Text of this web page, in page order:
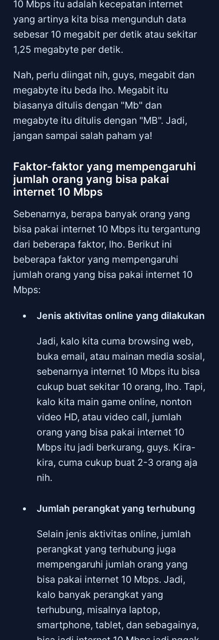
10 Mbps itu adalah kecepatan internet
yang artinya kita bisa mengunduh data
sebesar 10 megabit per detik atau sekitar
1,25 megabyte per detik.
Nah, perlu diingat nih, guys, megabit dan
megabyte itu beda lho. Megabit itu
biasanya ditulis dengan "Mb" dan
megabyte itu ditulis dengan "MB". Jadi,
jangan sampai salah paham ya!
Faktor-faktor yang mempengaruhi
jumlah orang yang bisa pakai
internet 10 Mbps
Sebenarnya, berapa banyak orang yang
bisa pakai internet 10 Mbps itu tergantung
dari beberapa faktor, lho. Berikut ini
beberapa faktor yang mempengaruhi
jumlah orang yang bisa pakai internet 10
Mbps:
Jenis aktivitas online yang dilakukan
Jadi, kalo kita cuma browsing web,
buka email, atau mainan media sosial,
sebenarnya internet 10 Mbps itu bisa
cukup buat sekitar 10 orang, lho. Tapi,
kalo kita main game online, nonton
video HD, atau video call, jumlah
orang yang bisa pakai internet 10
Mbps itu jadi berkurang, guys. Kira-
kira, cuma cukup buat 2-3 orang aja
nih.
Jumlah perangkat yang terhubung
Selain jenis aktivitas online, jumlah
perangkat yang terhubung juga
mempengaruhi jumlah orang yang
bisa pakai internet 10 Mbps. Jadi,
kalo banyak perangkat yang
terhubung, misalnya laptop,
smartphone, tablet, dan sebagainya,